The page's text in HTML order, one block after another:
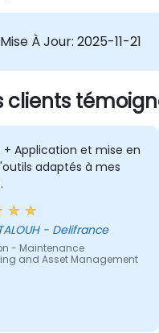
À Jour: 2025-11-21
clients
+ Application et mise en
adaptés à mes
Amine TALOUH - Delifrance
- Maintenance
and Asset Management